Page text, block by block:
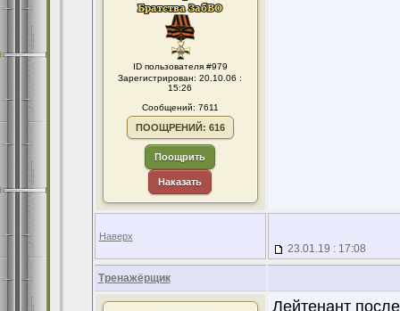
ID пользователя #979
Зарегистрирован: 20.10.06 :
15:26
Сообщений: 7611
ПООЩРЕНИЙ: 616
Поощрить
Наказать
Наверх
23.01.19 : 17:08
Тренажёрщик
Лейтенант